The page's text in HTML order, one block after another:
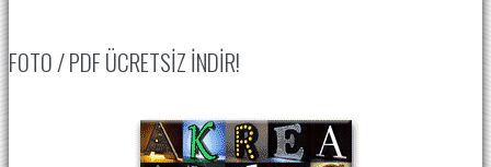
FOTO / PDF ÜCRETSIZ İNDIR!